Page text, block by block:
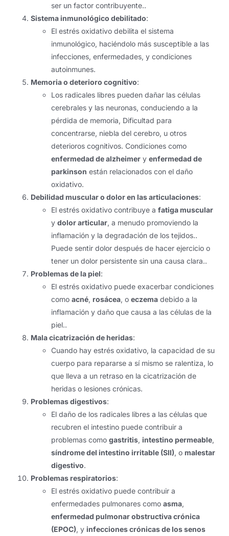
ser un factor contribuyente..
Sistema inmunológico debilitado:
El estrés oxidativo debilita el sistema
inmunológico, haciéndolo más susceptible a las
infecciones, enfermedades, y condiciones
autoinmunes.
Memoria o deterioro cognitivo:
Los radicales libres pueden dañar las células
cerebrales y las neuronas, conduciendo a la
pérdida de memoria, Dificultad para
concentrarse, niebla del cerebro, u otros
deterioros cognitivos. Condiciones como
enfermedad de alzheimer y enfermedad de
parkinson están relacionados con el daño
oxidativo.
Debilidad muscular o dolor en las articulaciones:
El estrés oxidativo contribuye a fatiga muscular
y dolor articular, a menudo promoviendo la
inflamación y la degradación de los tejidos..
Puede sentir dolor después de hacer ejercicio o
tener un dolor persistente sin una causa clara..
Problemas de la piel:
El estrés oxidativo puede exacerbar condiciones
como acné, rosácea, o eczema debido a la
inflamación y daño que causa a las células de la
piel..
Mala cicatrización de heridas:
Cuando hay estrés oxidativo, la capacidad de su
cuerpo para repararse a sí mismo se ralentiza, lo
que lleva a un retraso en la cicatrización de
heridas o lesiones crónicas.
Problemas digestivos:
El daño de los radicales libres a las células que
recubren el intestino puede contribuir a
problemas como gastritis, intestino permeable,
síndrome del intestino irritable (SII), o malestar
digestivo.
Problemas respiratorios:
El estrés oxidativo puede contribuir a
enfermedades pulmonares como asma,
enfermedad pulmonar obstructiva crónica
(EPOC), y infecciones crónicas de los senos